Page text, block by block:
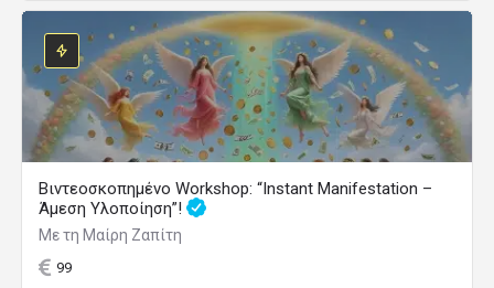
Βιντεοσκοπημένο Workshop: “Instant Manifestation –
Άμεση Υλοποίηση”!
Με τη Μαίρη Ζαπίτη
99